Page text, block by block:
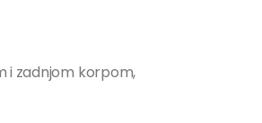
i zadnjom korpom,